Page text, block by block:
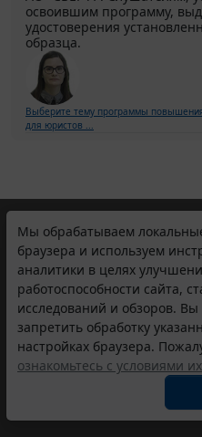
освоившим программу,
удостоверения
образца.
Выберите тему программы
для юристов ...
Мы обрабатываем
браузера и используем
аналитики в целях
работоспособности сайта,
исследований и обзоров.
запретить обработку
настройках браузера.
ознакомьтесь с условиями
© ООО "НПП "ГАРАНТ-
участниками Российской
Все права на материалы
Полное или частичное
Правила использования
Портал ГАРАНТ.РУ
надзору в сфере
(Роскомнадзором), Эл №
ООО "НПП "ГАРАНТ-СЕРВИС",
Разработчик ЭПС Система